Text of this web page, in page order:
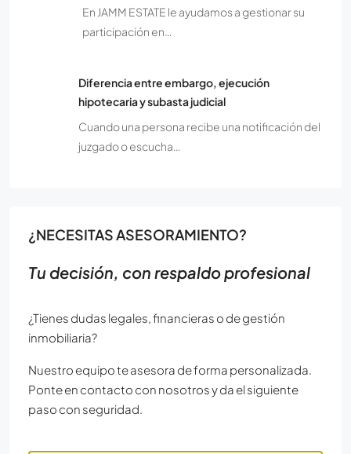
En JAMM ESTATE le ayudamos a gestionar su
participación en…
Diferencia entre embargo, ejecución
hipotecaria y subasta judicial
Cuando una persona recibe una notificación del
juzgado o escucha…
¿NECESITAS ASESORAMIENTO?
Tu decisión, con respaldo profesional
¿Tienes dudas legales, financieras o de gestión
inmobiliaria?
Nuestro equipo te asesora de forma personalizada.
Ponte en contacto con nosotros y da el siguiente
paso con seguridad.